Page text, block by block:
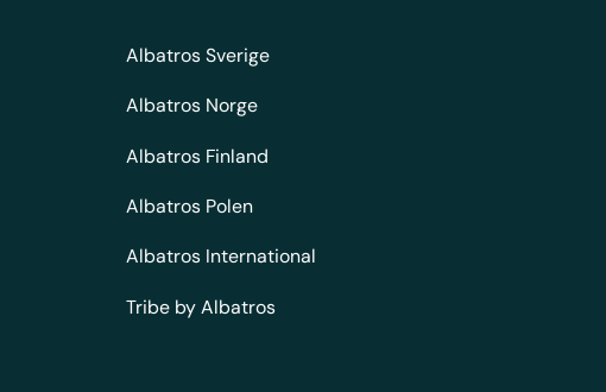
Albatros Sverige
Albatros Norge
Albatros Finland
Albatros Polen
Albatros International
Tribe by Albatros